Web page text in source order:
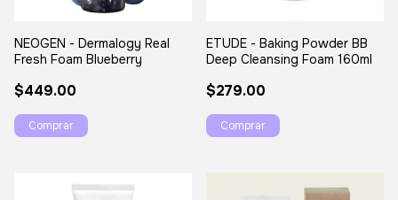
NEOGEN - Dermalogy Real
Fresh Foam Blueberry
$449.00
ETUDE - Baking Powder BB
Deep Cleansing Foam 160ml
$279.00